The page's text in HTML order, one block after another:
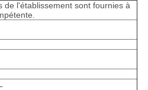
de l'établissement sont fournies à